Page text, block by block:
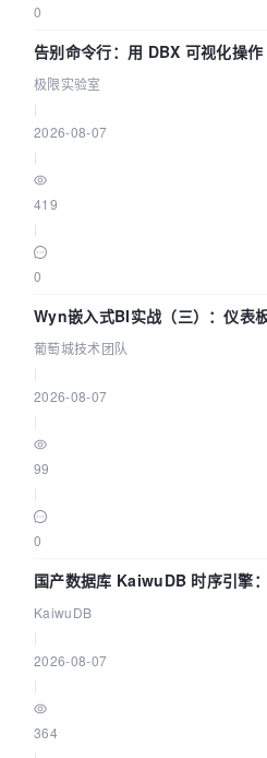
0
告别命令行：用 DBX 可视化操
极限实验室
2026-08-07
419
0
Wyn嵌入式BI实战（三）：仪表
数联动全闭环
葡萄城技术团队
2026-08-07
99
0
国产数据库 KaiwuDB 时序引擎
技术路径
KaiwuDB
2026-08-07
364